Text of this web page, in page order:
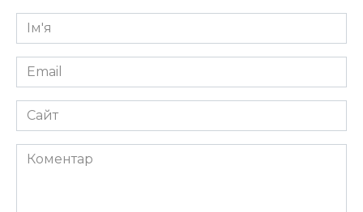
Ім'я
*
Email
*
Сайт
Коментар